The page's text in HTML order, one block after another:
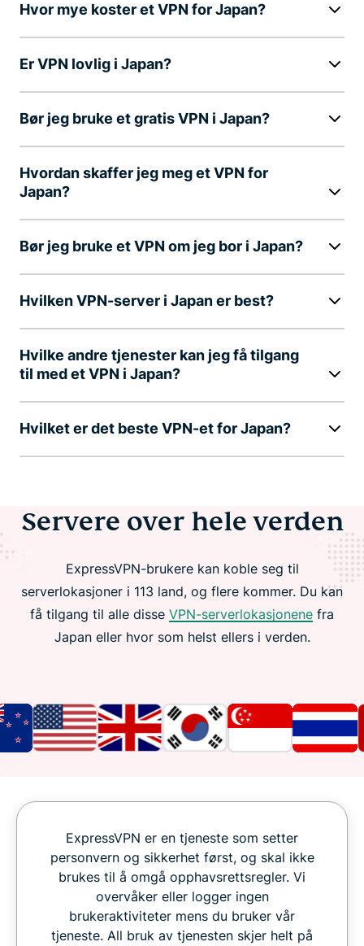
Hvor mye koster et VPN for Japan?
Er VPN lovlig i Japan?
Bør jeg bruke et gratis VPN i Japan?
Hvordan skaffer jeg meg et VPN for
Japan?
Bør jeg bruke et VPN om jeg bor i Japan?
Hvilken VPN-server i Japan er best?
Hvilke andre tjenester kan jeg få tilgang
til med et VPN i Japan?
Hvilket er det beste VPN-et for Japan?
Servere over hele verden
ExpressVPN-brukere kan koble seg til
serverlokasjoner i 113 land, og flere kommer. Du kan
få tilgang til alle disse VPN-serverlokasjonene fra
Japan eller hvor som helst ellers i verden.
ExpressVPN er en tjeneste som setter
personvern og sikkerhet først, og skal ikke
brukes til å omgå opphavsrettsregler. Vi
overvåker eller logger ingen
brukeraktiviteter mens du bruker vår
tjeneste. All bruk av tjenesten skjer helt på